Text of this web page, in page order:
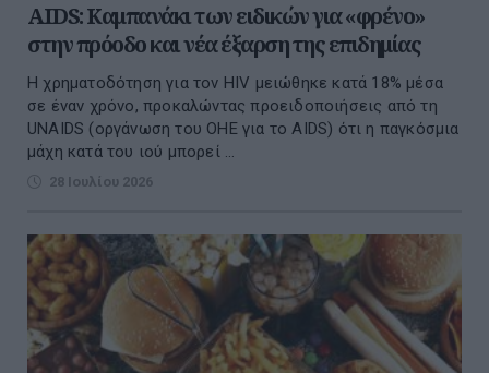
AIDS: Καμπανάκι των ειδικών για «φρένο»
στην πρόοδο και νέα έξαρση της επιδημίας
Η χρηματοδότηση για τον HIV μειώθηκε κατά 18% μέσα
σε έναν χρόνο, προκαλώντας προειδοποιήσεις από τη
UNAIDS (οργάνωση του ΟΗΕ για το AIDS) ότι η παγκόσμια
μάχη κατά του ιού μπορεί ...
28 Ιουλίου 2026